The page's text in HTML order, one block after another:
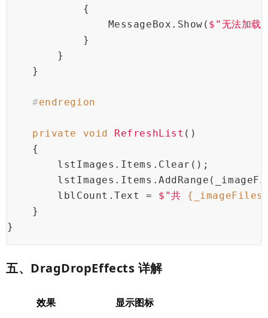
{
MessageBox.Show( $"无法加
}
}
}
#endregion
private void RefreshList ()
{
lstImages.Items.Clear();
lblCount.Text = $"共
}
}
五、DragDropEffects 详解
效果
显示图标